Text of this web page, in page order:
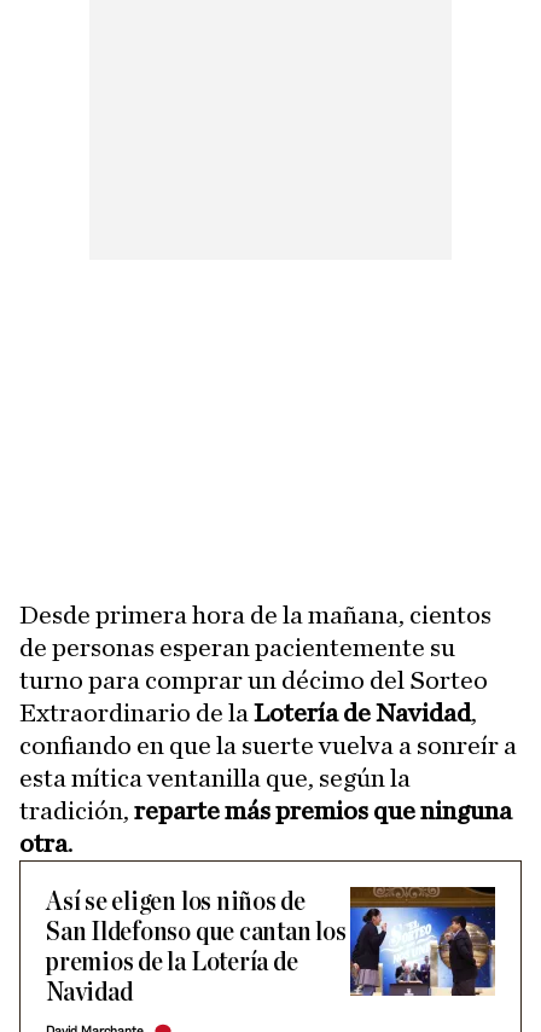
Desde primera hora de la mañana, cientos
de personas esperan pacientemente su
turno para comprar un décimo del Sorteo
Extraordinario de la Lotería de Navidad,
confiando en que la suerte vuelva a sonreír a
esta mítica ventanilla que, según la
tradición, reparte más premios que ninguna
otra.
Así se eligen los niños de
San Ildefonso que cantan los
premios de la Lotería de
Navidad